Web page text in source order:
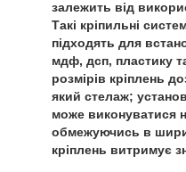
залежить від
Такі кріпильні
підходять для
мдф, дсп, пластику
розмірів кріплень
який стелаж;
може виконуватися
обмежуючись в
кріплень витримує